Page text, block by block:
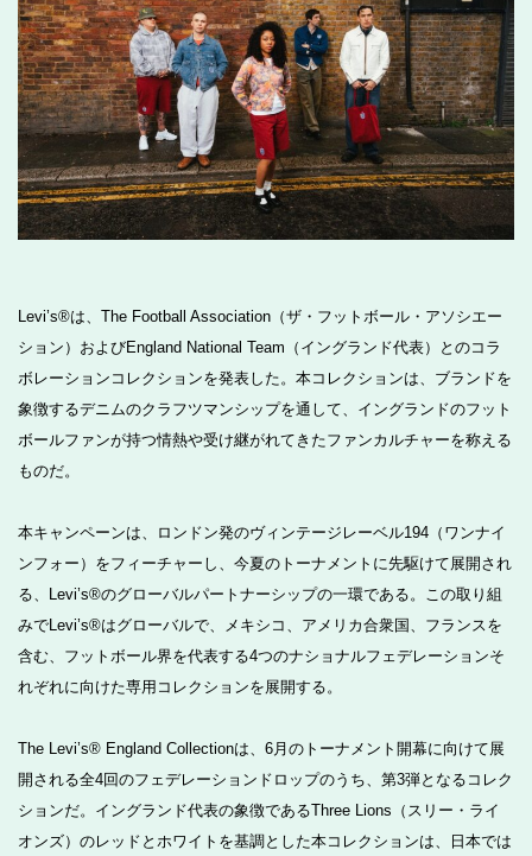
Levi’s®は、The Football Association（ザ・フットボール・アソシエー
ション）およびEngland National Team（イングランド代表）とのコラ
ボレーションコレクションを発表した。本コレクションは、ブランドを
象徴するデニムのクラフツマンシップを通して、イングランドのフット
ボールファンが持つ情熱や受け継がれてきたファンカルチャーを称える
ものだ。
本キャンペーンは、ロンドン発のヴィンテージレーベル194（ワンナイ
ンフォー）をフィーチャーし、今夏のトーナメントに先駆けて展開され
る、Levi’s®のグローバルパートナーシップの一環である。この取り組
みでLevi’s®はグローバルで、メキシコ、アメリカ合衆国、フランスを
含む、フットボール界を代表する4つのナショナルフェデレーションそ
れぞれに向けた専用コレクションを展開する。
The Levi’s® England Collectionは、6月のトーナメント開幕に向けて展
開される全4回のフェデレーションドロップのうち、第3弾となるコレク
ションだ。イングランド代表の象徴であるThree Lions（スリー・ライ
オンズ）のレッドとホワイトを基調とした本コレクションは、日本では